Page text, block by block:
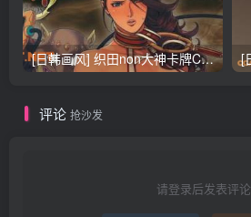
[日韩画风] 织田non大神卡牌CG插画设计画集256P 161M_CG原画资源
评论 抢沙发
请登录后发表评论